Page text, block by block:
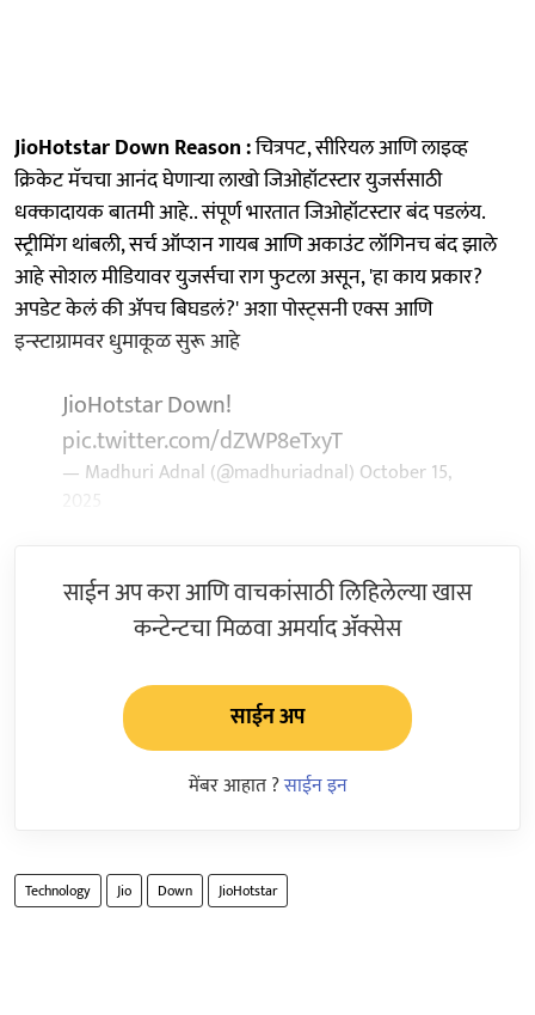
JioHotstar Down Reason :चित्रपट, सीरियल आणि लाइव्ह
क्रिकेट मॅचचा आनंद घेणाऱ्या लाखो जिओहॉटस्टार युजर्ससाठी
धक्कादायक बातमी आहे.. संपूर्ण भारतात जिओहॉटस्टार बंद पडलंय.
स्ट्रीमिंग थांबली, सर्च ऑप्शन गायब आणि अकाउंट लॉगिनच बंद झाले
आहे सोशल मीडियावर युजर्सचा राग फुटला असून, 'हा काय प्रकार?
अपडेट केलं की ॲपच बिघडलं?' अशा पोस्ट्सनी एक्स आणि
इन्स्टाग्रामवर धुमाकूळ सुरू आहे
JioHotstar Down!
pic.twitter.com/dZWP8eTxyT
— Madhuri Adnal (@madhuriadnal) October 15,
2025
साईन अप करा आणि वाचकांसाठी लिहिलेल्या खास
कन्टेन्टचा मिळवा अमर्याद ॲक्सेस
साईन अप
मेंबर आहात ?साईन इन
Technology Jio Down JioHotstar